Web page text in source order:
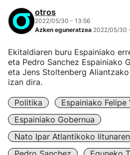
otros
2022/05/30 - 13:56
Azken eguneratzea 2022/05/30
Ekitaldiaren buru Espainiako
eta Pedro Sanchez Espainiako
eta Jens Stoltenberg
izan dira.
Politika
Espainiako Felipe
Espainiako Gobernua
Nato Ipar Atlantikoko